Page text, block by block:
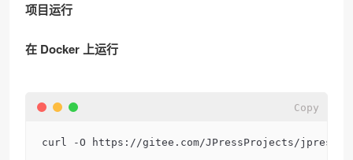
项目运行
在 Docker 上运行
curl -O https://gitee.com/JPressProjects/jpress/
Copy